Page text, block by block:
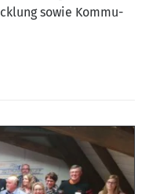
sowie Kom­mu­